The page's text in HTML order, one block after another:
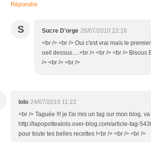
Répondre
S Sucre D'orge 26/07/2010 22:16
<br /> <br /> Oui c'est vrai mais le
oeil dessus.....<br /> <br /> <br /> Bisous
/> <br /> <br />
lolo 24/07/2010 11:22
<br /> Taguée !!! je t'ai mis un tag sur mon blog,
http://lapopottealolo.over-blog.com/article-tag-
pour toute tes belles recettes !<br /> <br /> <br />